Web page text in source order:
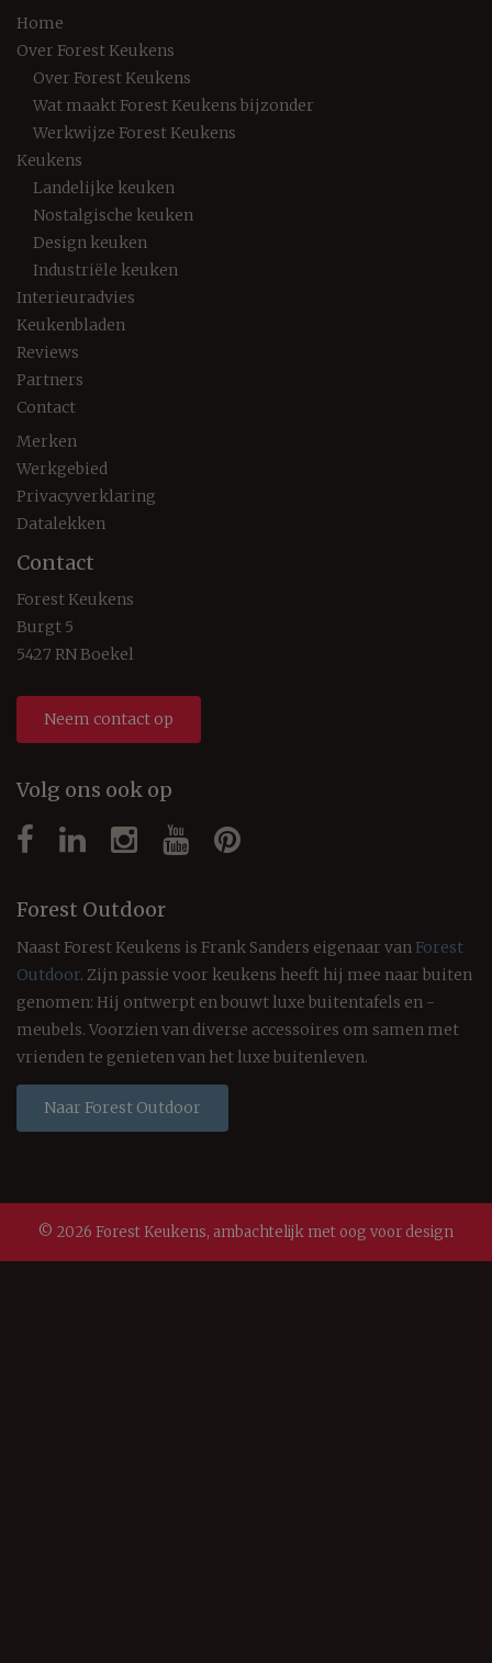
Home
Over Forest Keukens
Over Forest Keukens
Wat maakt Forest Keukens bijzonder
Werkwijze Forest Keukens
Keukens
Landelijke keuken
Nostalgische keuken
Design keuken
Industriële keuken
Interieuradvies
Keukenbladen
Reviews
Partners
Contact
Merken
Werkgebied
Privacyverklaring
Datalekken
Contact
Forest Keukens
Burgt 5
5427 RN Boekel
Neem contact op
Volg ons ook op
Forest Outdoor
Naast Forest Keukens is Frank Sanders eigenaar van Forest
Outdoor. Zijn passie voor keukens heeft hij mee naar buiten
genomen: Hij ontwerpt en bouwt luxe buitentafels en -
meubels. Voorzien van diverse accessoires om samen met
vrienden te genieten van het luxe buitenleven.
Naar Forest Outdoor
© 2026 Forest Keukens, ambachtelijk met oog voor design